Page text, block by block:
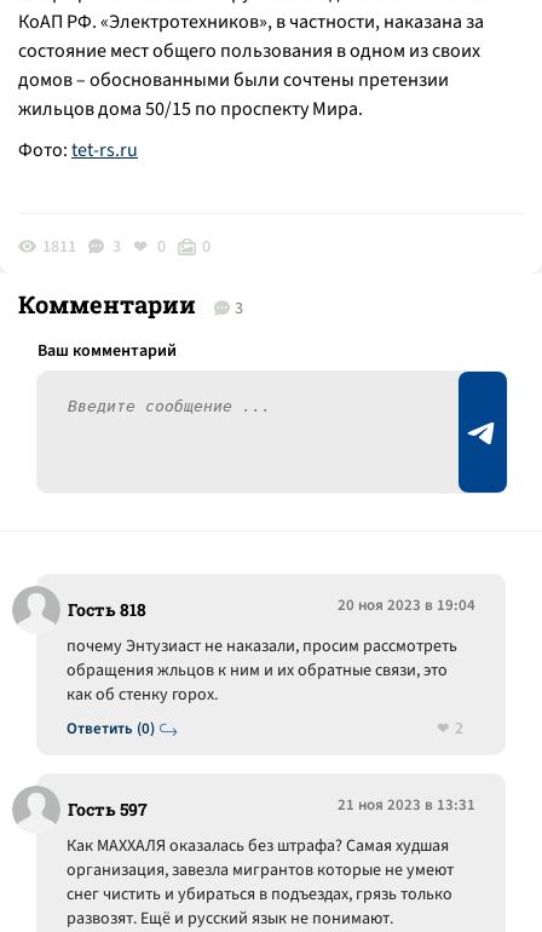
КоАП РФ. «Электротехников», в частности, наказана за
состояние мест общего пользования в одном из своих
домов – обоснованными были сочтены претензии
жильцов дома 50/15 по проспекту Мира.
Фото:tet-rs.ru
1811 3 0 0
Комментарии 3
Гость 818 20 ноя 2023 в 19:04
Ответить (0)
почему Энтузиаст не наказали, просим рассмотреть
обращения жльцов к ним и их обратные связи, это
как об стенку горох.
2
Гость 597 21 ноя 2023 в 13:31
Как МАХХАЛЯ оказалась без штрафа? Самая худшая
организация, завезла мигрантов которые не умеют
снег чистить и убираться в подъездах, грязь только
развозят. Ещё и русский язык не понимают.